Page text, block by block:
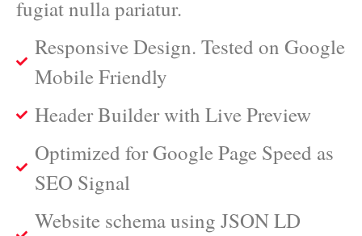
fugiat nulla pariatur.
Responsive Design. Tested on Google
Mobile Friendly
Header Builder with Live Preview
Optimized for Google Page Speed as
SEO Signal
Website schema using JSON LD